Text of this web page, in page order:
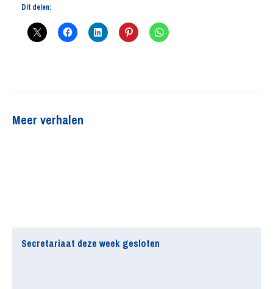
Dit delen:
Meer verhalen
Secretariaat deze week gesloten